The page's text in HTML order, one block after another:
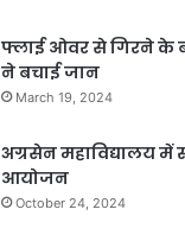
फ्लाई ओवर से गिरने के
ने बचाई जान
March 19, 2024
अग्रसेन महाविद्यालय में
आयोजन
October 24, 2024